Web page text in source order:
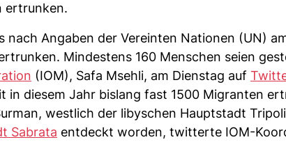
ertrunken.
Angaben der Vereinten Nationen (UN)
Mindestens 160 Menschen seien
(IOM), Safa Msehli, am Dienstag auf
in diesem Jahr bislang fast 1500 Migranten
westlich der libyschen Hauptstadt
Sabrata entdeckt worden, twitterte IOM-